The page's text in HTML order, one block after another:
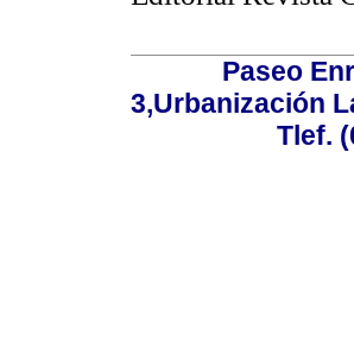
Paseo
3,Urbanización
Tlef.